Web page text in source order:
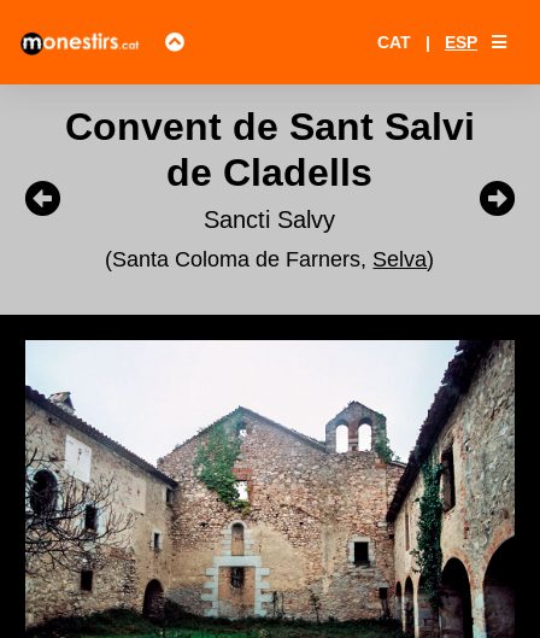
CAT | ESP
Convent de Sant Salvi
de Cladells
Sancti Salvy
(Santa Coloma de Farners, Selva)